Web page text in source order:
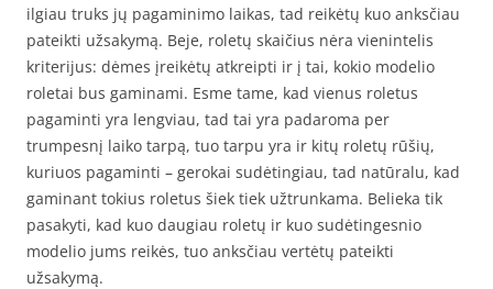
ilgiau truks jų pagaminimo laikas, tad reikėtų kuo anksčiau
pateikti užsakymą. Beje, roletų skaičius nėra vienintelis
kriterijus: dėmes įreikėtų atkreipti ir į tai, kokio modelio
roletai bus gaminami. Esme tame, kad vienus roletus
pagaminti yra lengviau, tad tai yra padaroma per
trumpesnį laiko tarpą, tuo tarpu yra ir kitų roletų rūšių,
kuriuos pagaminti – gerokai sudėtingiau, tad natūralu, kad
gaminant tokius roletus šiek tiek užtrunkama. Belieka tik
pasakyti, kad kuo daugiau roletų ir kuo sudėtingesnio
modelio jums reikės, tuo anksčiau vertėtų pateikti
užsakymą.